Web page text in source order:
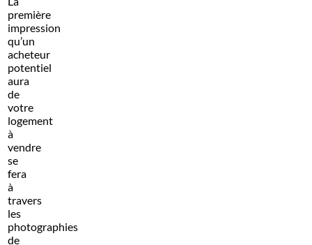
première
impression
qu’un
acheteur
potentiel
aura
de
votre
logement
à
vendre
se
fera
à
travers
les
photographies
de